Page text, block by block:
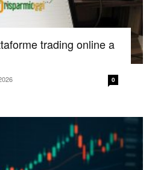
trading online a
0